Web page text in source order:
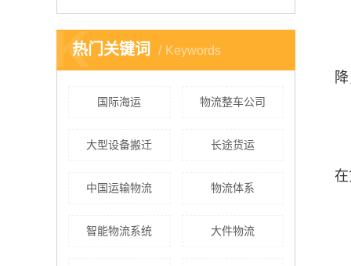
热门关键词 Keywords
K
国际海运 物流整车公司
大型设备搬迁 长途货运
中国运输物流 物流体系
智能物流系统 大件物流